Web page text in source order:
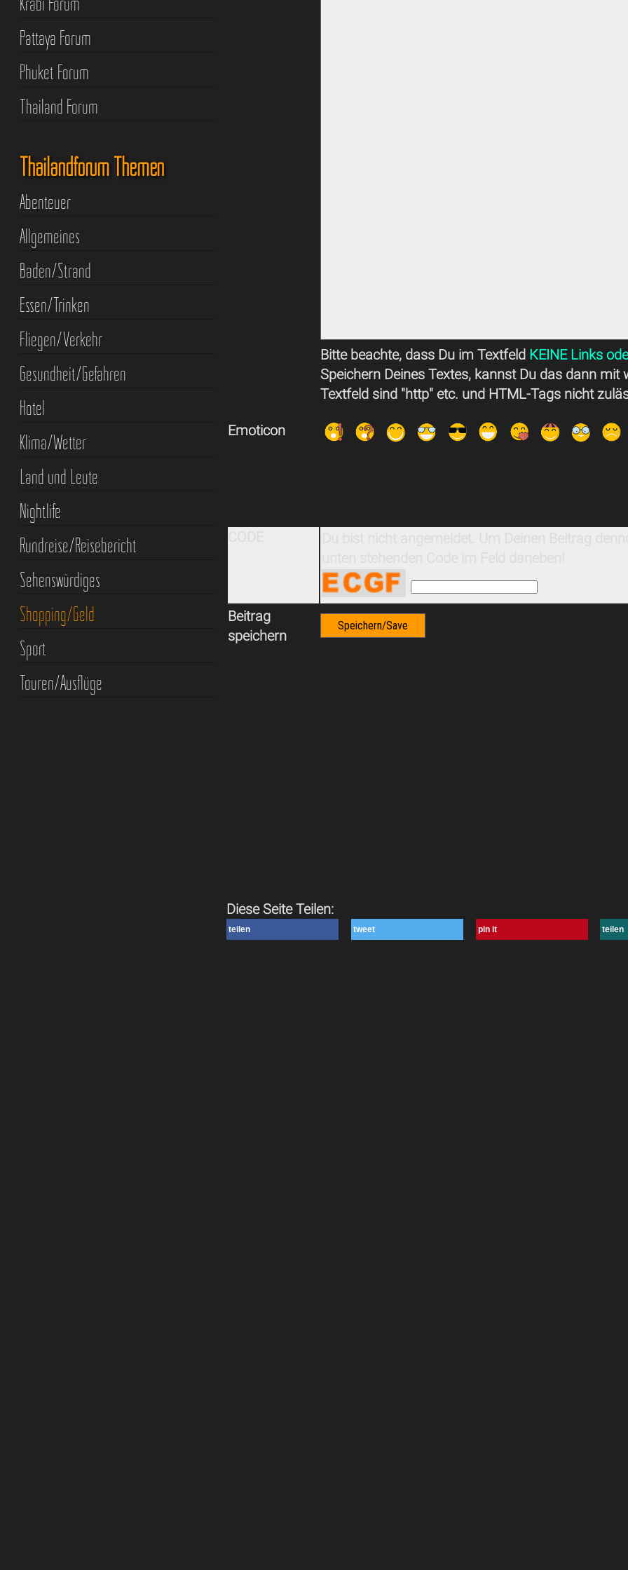
Bitte beachte, dass Du im Textfeld KEINE Links
Speichern Deines Textes, kannst Du das dann
Textfeld sind "http" etc. und HTML-Tags nicht
Emoticon
Beitrag
speichern
Diese Seite Teilen:
teilen tweet pin it teilen
Pattaya Forum
Phuket Forum
Thailand Forum
Thailandforum Themen
Abenteuer
Allgemeines
Baden/Strand
Essen/Trinken
Fliegen/Verkehr
Gesundheit/Gefahren
Hotel
Klima/Wetter
Land und Leute
Nightlife
Rundreise/Reisebericht
Sehenswürdiges
Shopping/Geld
Sport
Touren/Ausflüge